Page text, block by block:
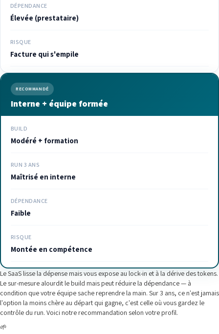
DÉPENDANCE
Élevée (prestataire)
RISQUE
Facture qui s'empile
RECOMMANDÉ
Interne + équipe formée
BUILD
Modéré + formation
RUN 3 ANS
Maîtrisé en interne
DÉPENDANCE
Faible
RISQUE
Montée en compétence
Le SaaS lisse la dépense mais vous expose au lock-in et à la dérive des tokens.
Le sur-mesure alourdit le build mais peut réduire la dépendance — à
condition que votre équipe sache reprendre la main. Sur 3 ans, ce n'est jamais
l'option la moins chère au départ qui gagne, c'est celle où vous gardez le
contrôle du run. Voici notre recommandation selon votre profil.
🌱